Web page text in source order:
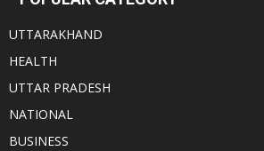
UTTARAKHAND
HEALTH
UTTAR PRADESH
NATIONAL
BUSINESS